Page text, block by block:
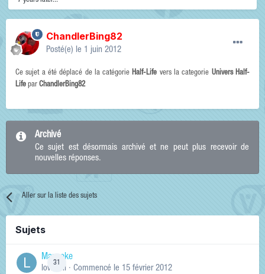
ChandlerBing82
Posté(e) le 1 juin 2012
Ce sujet a été déplacé de la catégorieHalf-Life vers la categorie Univers Half-
Life par ChandlerBing82
Archivé
Ce sujet est désormais archivé et ne peut plus recevoir de
nouvelles réponses.
Aller sur la liste des sujets
Sujets
31
Manneke
lowskill · Commencé le 15 février 2012